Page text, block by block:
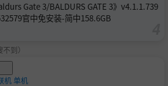
Gate 3/BALDURS GATE 3》v4.1.1.739
官中免安装-简中158.6GB
到）
机单机